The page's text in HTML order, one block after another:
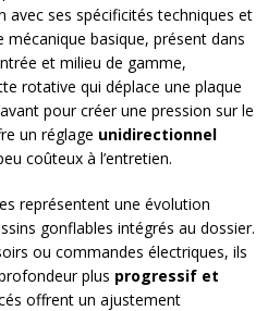
avec ses spécificités techniques et
mécanique basique, présent dans
et milieu de gamme,
rotative qui déplace une plaque
pour créer une pression sur le
un réglage unidirectionnel
coûteux à l’entretien.
représentent une évolution
gonflables intégrés au dossier.
ou commandes électriques, ils
plus progressif et
offrent un ajustement